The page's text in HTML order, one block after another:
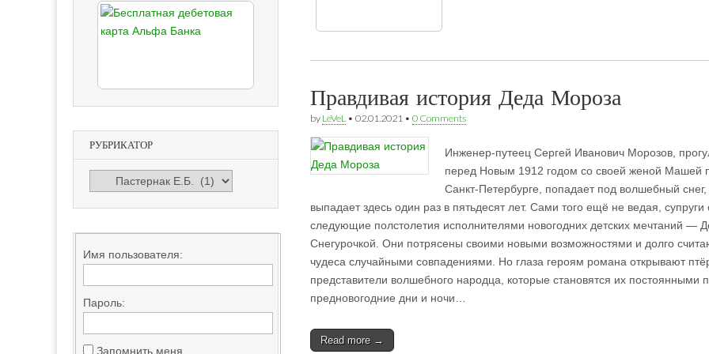
Правдивая история Деда Мороза
by LeVeL • 02.01.2021 • 0 Comments
Инженер-путеец Сергей Иванович Морозов,
перед Новым 1912 годом со своей женой Машей
Санкт-Петербурге, попадает под волшебный
выпадает здесь один раз в пятьдесят лет. Сами того ещё не ведая, супруги
следующие полстолетия исполнителями новогодних детских мечтаний —
Снегурочкой. Они потрясены своими новыми возможностями и долго
чудеса случайными совпадениями. Но глаза героям романа открывают
представители волшебного народца, которые становятся их постоянными
предновогодние дни и ночи…
Read more →
РУБРИКАТОР
РУБРИКАТОР
Имя пользователя:
Пароль:
Запомнить меня